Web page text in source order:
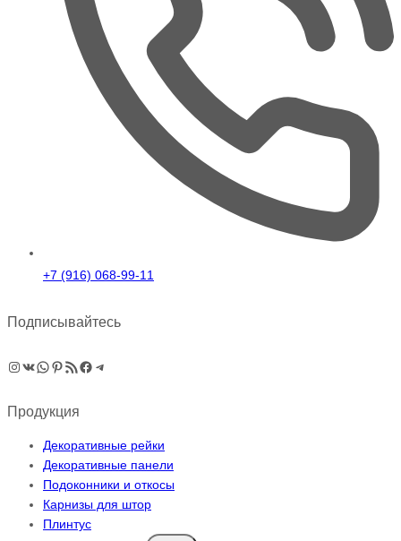
+7 (916) 068-99-11
Подписывайтесь
Instagram
ВКонтакте
WhatsApp
Pinterest
RSS-рассылка
Facebook
Telegram
Продукция
Декоративные рейки
Декоративные панели
Подоконники и откосы
Карнизы для штор
Плинтус